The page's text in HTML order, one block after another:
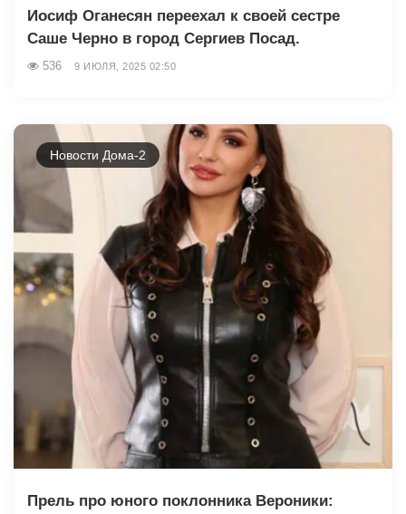
Иосиф Оганесян переехал к своей сестре
Саше Черно в город Сергиев Посад.
536 9 ИЮЛЯ, 2025 02:50
Новости Дома-2
Прель про юного поклонника Вероники: